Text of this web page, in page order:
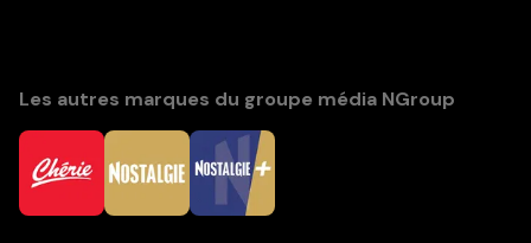
Les autres marques du groupe média NGroup